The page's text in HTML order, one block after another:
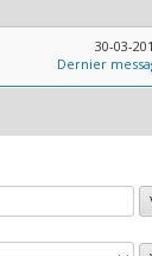
30-03-
Dernier